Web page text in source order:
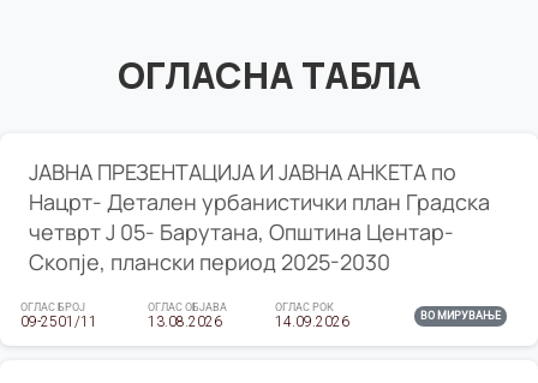
ОГЛАСНА ТАБЛА
ЈАВНА ПРЕЗЕНТАЦИЈА И ЈАВНА АНКЕТА по
Нацрт- Детален урбанистички план Градска
четврт Ј 05- Барутана, Општина Центар-
Скопје, плански период 2025-2030
ОГЛАС БРОЈ
09-2501/11
ОГЛАС ОБЈАВА
13.08.2026
ОГЛАС РОК
14.09.2026 ВО МИРУВАЊЕ